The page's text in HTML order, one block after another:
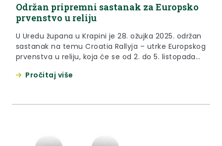
Održan pripremni sastanak za Europsko
prvenstvo u reliju
U Uredu župana u Krapini je 28. ožujka 2025. održan
sastanak na temu Croatia Rallyja – utrke Europskog
prvenstva u reliju, koja će se od 2. do 5. listopada
je zadovoljstvo što će Croatia Rally i dalje voziti na
Pročitaj više